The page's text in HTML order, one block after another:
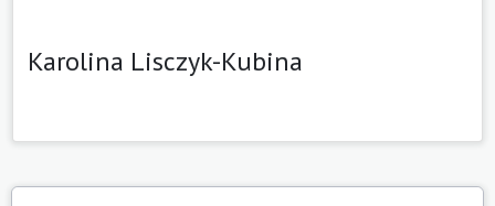
Karolina Lisczyk-Kubina